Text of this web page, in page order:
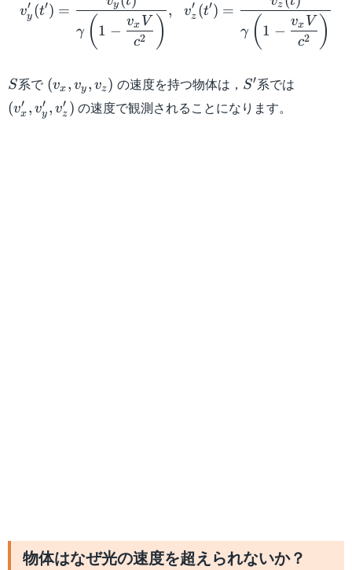
vy
′ (t′) =
γ ( 1 −
c2
vx V )
y , vz
′ (t′) =
γ ( 1 −
c2
vx V )
z
S
S系で (v_x,v_y,v_z)
(vx , vy , vz) の速度を持つ物体は， S'
S′系では
(vx
′ , vy
′ , vz
′ ) の速度で観測されることになります。
物体はなぜ光の速度を超えられないか？